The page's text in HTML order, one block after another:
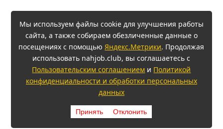
Мы используем файлы cookie для улучшения работы
сайта, а также собираем обезличенные данные о
посещениях с помощьюЯндекс.Метрики. Продолжая
использовать nahjob.club, вы соглашаетесь с
Пользовательским соглашением и Политикой
конфиденциальности и обработки персональных
данных
Принять Отклонить